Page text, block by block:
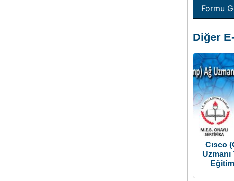
Formu
Diğer
Cısco